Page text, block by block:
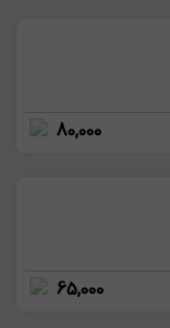
80,000
65,000